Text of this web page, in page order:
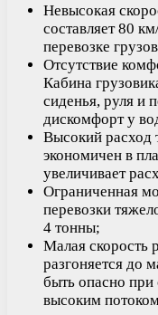
Невысокая
составляет 80
перевозке
Отсутствие
Кабина
сиденья, руля и
дискомфорт у
Высокий расход
экономичен в
увеличивает
Ограниченная
перевозки
4 тонны;
Малая скорость
разгоняется до
быть опасно при
высоким